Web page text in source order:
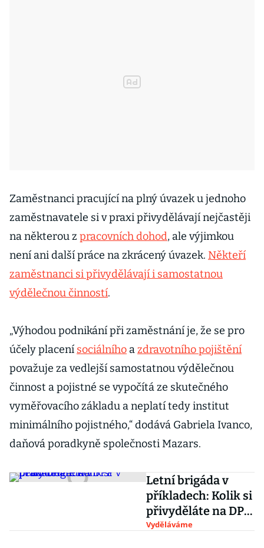
Zaměstnanci pracující na plný úvazek u jednoho
zaměstnavatele si v praxi přivydělávají nejčastěji
na některou z pracovních dohod, ale výjimkou
není ani další práce na zkrácený úvazek. Někteří
zaměstnanci si přivydělávají i samostatnou
výdělečnou činností.
„Výhodou podnikání při zaměstnání je, že se pro
účely placení sociálního azdravotního pojištění
považuje za vedlejší samostatnou výdělečnou
činnost a pojistné se vypočítá ze skutečného
vyměřovacího základu a neplatí tedy institut
minimálního pojistného,“ dodává Gabriela Ivanco,
daňová poradkyně společnosti Mazars.
Letní brigáda v
příkladech: Kolik si
přivyděláte na DPP
v praxi
Vyděláváme